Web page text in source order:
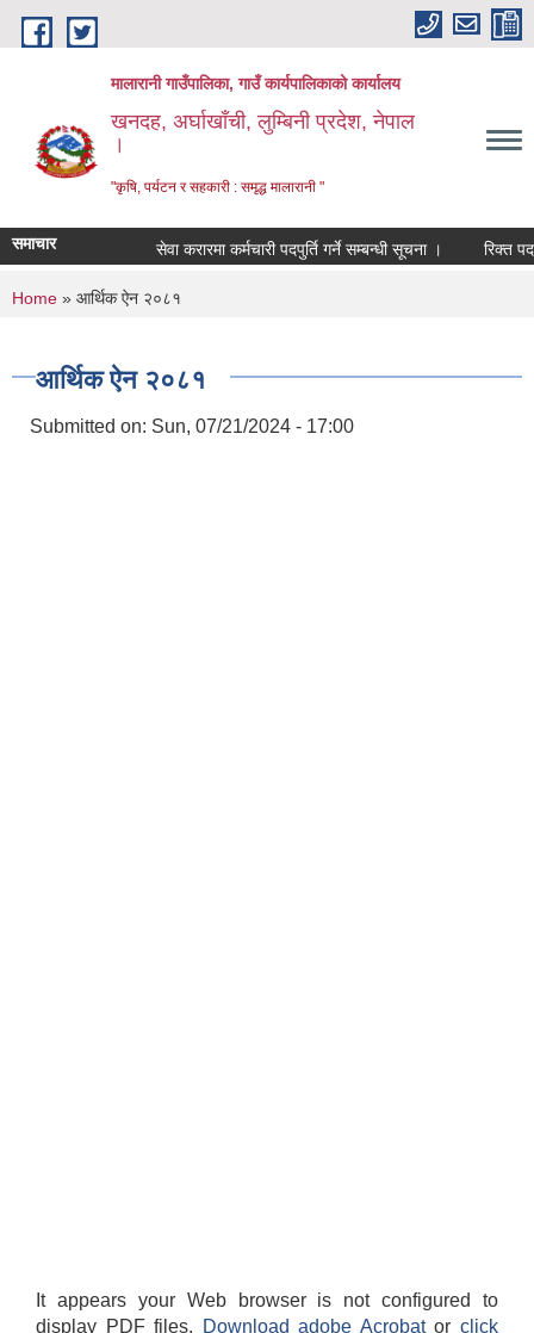
Skip to main content
मालारानी गाउँपालिका, गाउँ कार्यपालिकाको कार्यालय
खनदह, अर्घाखाँची, लुम्बिनी प्रदेश, नेपाल
।
"कृषि, पर्यटन र सहकारी : समृद्ध मालारानी "
समाचार सेवा करारमा कर्मचारी पदपुर्ति गर्ने सम्बन्धी सूचना । रिक्त
You are here
Home » आर्थिक ऐन २०८१
आर्थिक ऐन २०८१
Submitted on: Sun, 07/21/2024 - 17:00
It appears your Web browser is not configured to
display PDF files.
Download adobe Acrobatorclick